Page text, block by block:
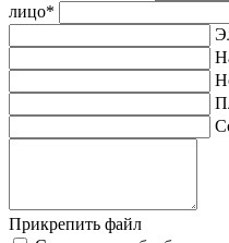
лицо*
Прикрепить файл